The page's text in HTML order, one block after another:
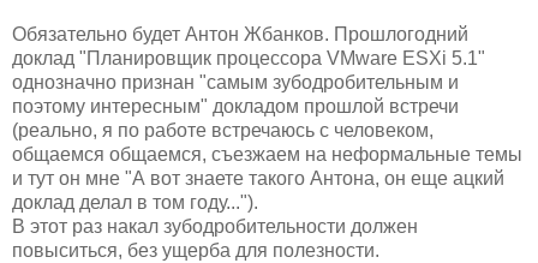
Обязательно будет Антон Жбанков. Прошлогодний
доклад "Планировщик процессора VMware ESXi 5.1"
однозначно признан "самым зубодробительным и
поэтому интересным" докладом прошлой встречи
(реально, я по работе встречаюсь с человеком,
общаемся общаемся, съезжаем на неформальные темы
и тут он мне "А вот знаете такого Антона, он еще ацкий
доклад делал в том году...").
В этот раз накал зубодробительности должен
повыситься, без ущерба для полезности.